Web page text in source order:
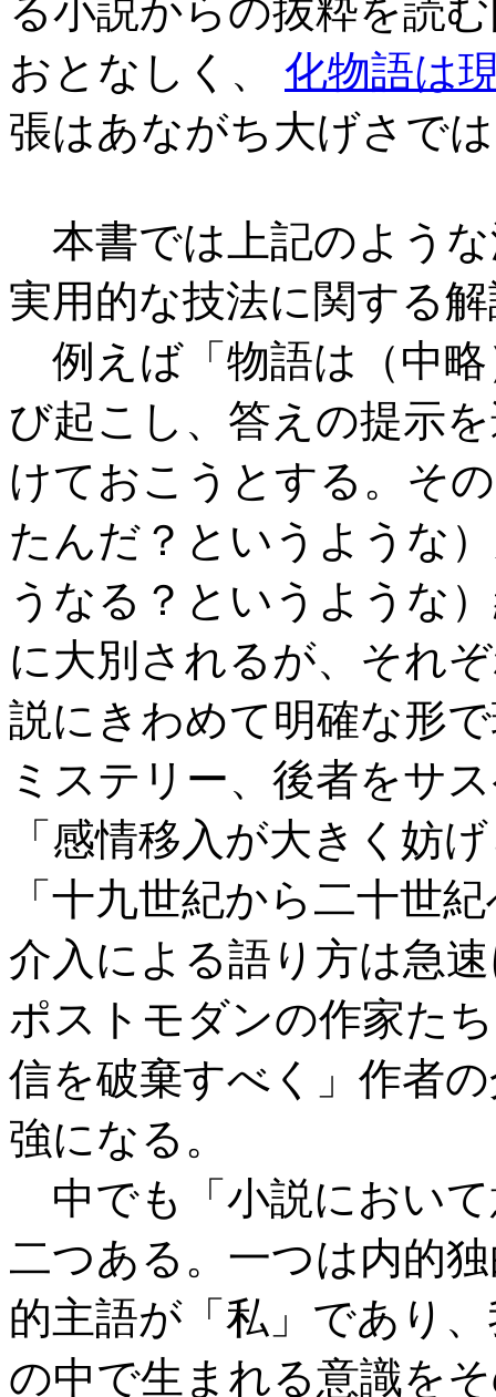
る小説からの抜粋を読
おとなしく、 化物語は
張はあながち大げさで
本書では上記のよう
実用的な技法に関する
例えば「物語は（中
び起こし、答えの提示
けておこうとする。そ
たんだ？というような
うなる？というような
に大別されるが、それ
説にきわめて明確な形
ミステリー、後者をサ
「感情移入が大きく妨
「十九世紀から二十世
介入による語り方は急
ポストモダンの作家た
信を破棄すべく」作者
強になる。
中でも「小説におい
二つある。一つは内的
的主語が「私」であり
の中で生まれる意識を